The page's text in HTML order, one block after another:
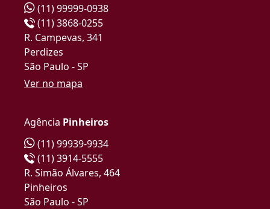
(11) 99999-0938
(11) 3868-0255
R. Campevas, 341
Perdizes
São Paulo - SP
Ver no mapa
Agência Pinheiros
(11) 99939-9934
(11) 3914-5555
R. Simão Álvares, 464
Pinheiros
São Paulo - SP